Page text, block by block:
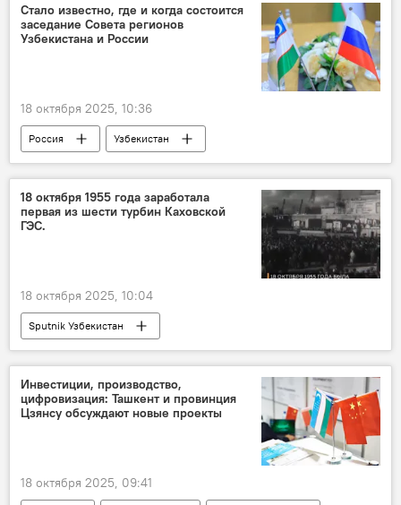
Стало известно, где и когда состоится
заседание Совета регионов
Узбекистана и России
18 октября 2025, 10:36
Россия
Узбекистан
сотрудничество
Московская область
регион
Соглашение
18 октября 1955 года заработала
первая из шести турбин Каховской
ГЭС.
18 октября 2025, 10:04
Sputnik Узбекистан
Инвестиции, производство,
цифровизация: Ташкент и провинция
Цзянсу обсуждают новые проекты
18 октября 2025, 09:41